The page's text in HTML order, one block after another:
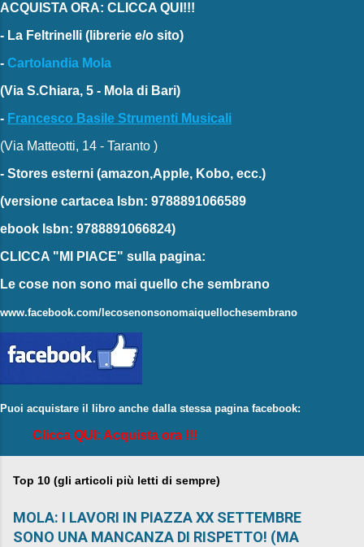
ACQUISTA ORA: CLICCA QUI!!!
- La Feltrinelli (librerie e/o sito)
- Cartolandia Mola
(Via S.Chiara, 5 - Mola di Bari)
- Francesco Basile Strumenti Musicali
(Via Matteotti, 14 - Taranto )
- Stores esterni (amazon,Apple, Kobo, ecc.)
(versione cartacea Isbn: 9788891066589
ebook Isbn: 9788891066824)
CLICCA "MI PIACE" sulla pagina:
Le cose non sono mai quello che sembrano
www.facebook.com/lecosenonsonomaiquellochesembrano
Puoi acquistare il libro anche dalla stessa pagina facebook:
Clicca QUI: Acquista ora !!!
Top 10 (gli articoli più letti di sempre)
MOLA: I LAVORI IN PIAZZA XX SETTEMBRE
SONO UNA MANCANZA DI RISPETTO! (MA